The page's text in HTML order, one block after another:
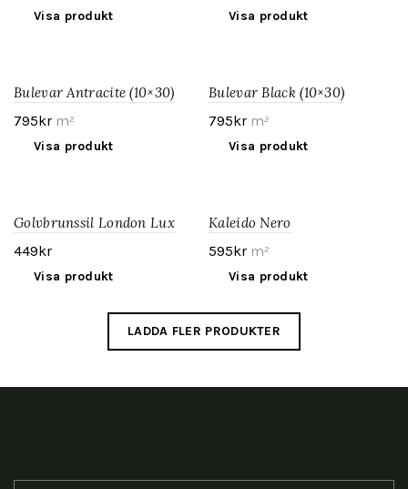
Visa produkt Visa produkt
Bulevar Antracite (10×30)
795kr m²
Visa produkt
Bulevar Black (10×30)
795kr m²
Visa produkt
Golvbrunssil London Lux
Svart
449kr
Visa produkt
Kaleido Nero
595kr m²
Visa produkt
LADDA FLER PRODUKTER